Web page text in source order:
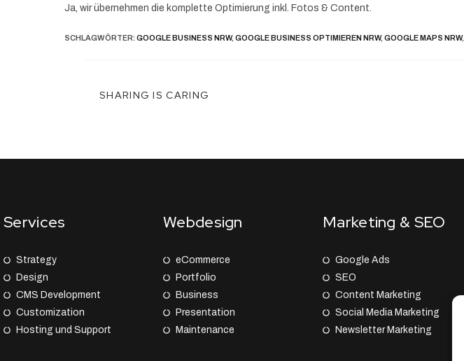
Ja, wir übernehmen die komplette Optimierung inkl. Fotos & Content.
SCHLAGWÖRTER: GOOGLE BUSINESS NRW, GOOGLE BUSINESS OPTIMIEREN NRW, GOOGLE MAPS NRW,
SHARING IS CARING
Services
Strategy
Design
CMS Development
Customization
Hosting und Support
Webdesign
eCommerce
Portfolio
Business
Presentation
Maintenance
Marketing & SEO
Google Ads
SEO
Content Marketing
Social Media Marketing
Newsletter Marketing